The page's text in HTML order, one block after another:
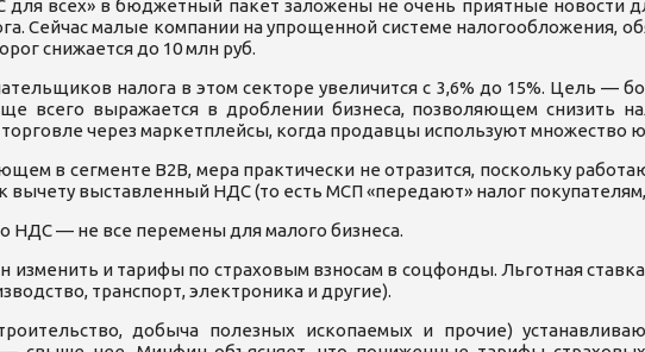
всех» в бюджетный пакет заложены не очень приятные новости
Сейчас малые компании на упрощенной системе налогообложения,
снижается до 10 млн руб.
налога в этом секторе увеличится с 3,6% до 15%. Цель —
всего выражается в дроблении бизнеса, позволяющем снизить
через маркетплейсы, когда продавцы используют множество
в сегменте B2B, мера практически не отразится, поскольку
вычету выставленный НДС (то есть МСП «передают» налог
НДС — не все перемены для малого бизнеса.
изменить и тарифы по страховым взносам в соцфонды. Льготная
транспорт, электроника и другие).
добыча полезных ископаемых и прочие)